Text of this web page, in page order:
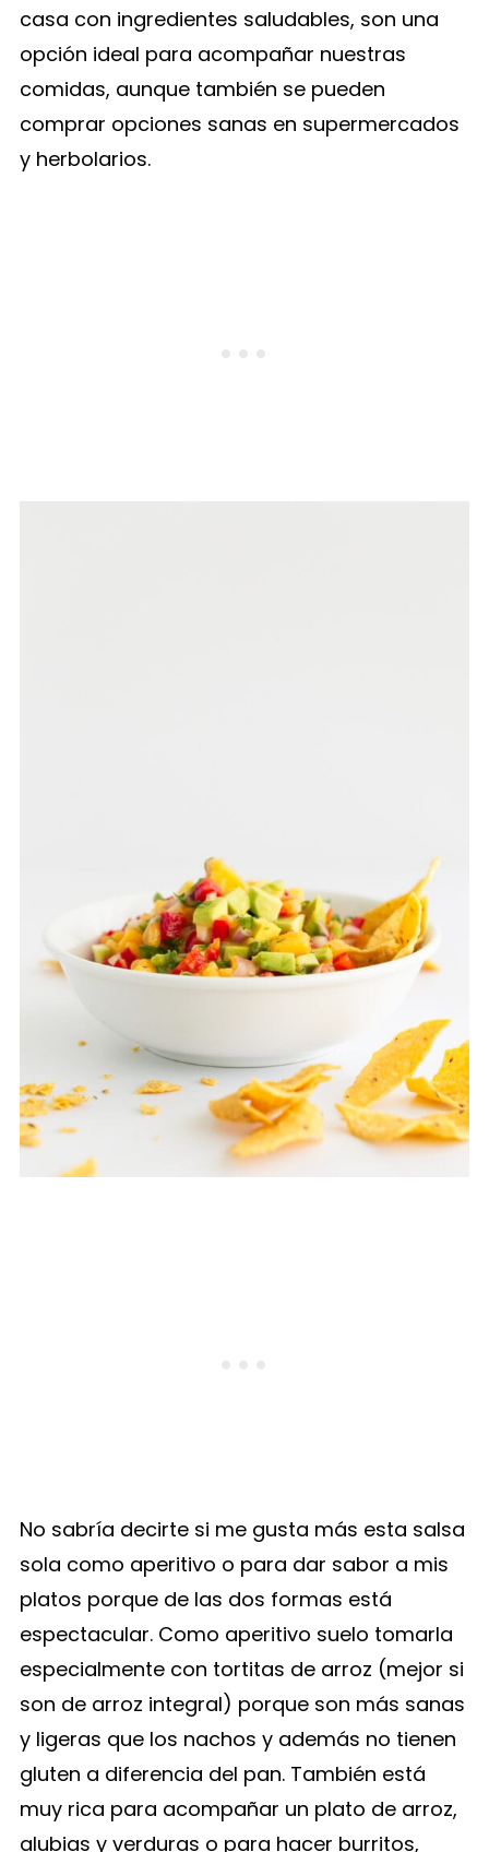
casa con ingredientes saludables, son una
opción ideal para acompañar nuestras
comidas, aunque también se pueden
comprar opciones sanas en supermercados
y herbolarios.
No sabría decirte si me gusta más esta salsa
sola como aperitivo o para dar sabor a mis
platos porque de las dos formas está
espectacular. Como aperitivo suelo tomarla
especialmente con tortitas de arroz (mejor si
son de arroz integral) porque son más sanas
y ligeras que los nachos y además no tienen
gluten a diferencia del pan. También está
muy rica para acompañar un plato de arroz,
alubias y verduras o para hacer burritos,